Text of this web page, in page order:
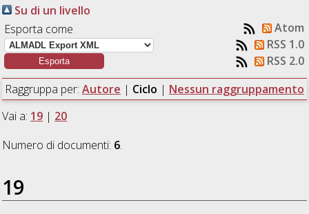
Su di un livello
Esporta come
Atom
RSS 1.0
RSS 2.0
Raggruppa per: Autore | Ciclo | Nessun raggruppamento
Vai a: 19 | 20
Numero di documenti: 6.
19